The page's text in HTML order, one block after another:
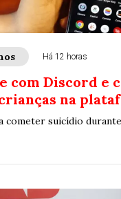
Há 12 horas
com Discord e
na
cometer suicídio